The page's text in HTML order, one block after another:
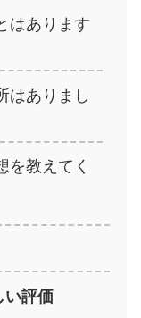
はあります
はありまし
を教えてく
い評価